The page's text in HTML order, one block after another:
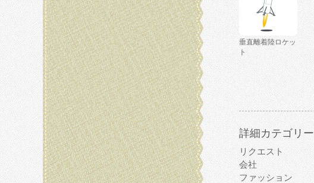
垂直離着陸ロケッ
ト
詳細カテゴリー
リクエスト
会社
ファッション